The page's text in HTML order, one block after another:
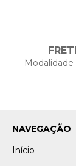
Modalidade
NAVEGAÇÃO
Início